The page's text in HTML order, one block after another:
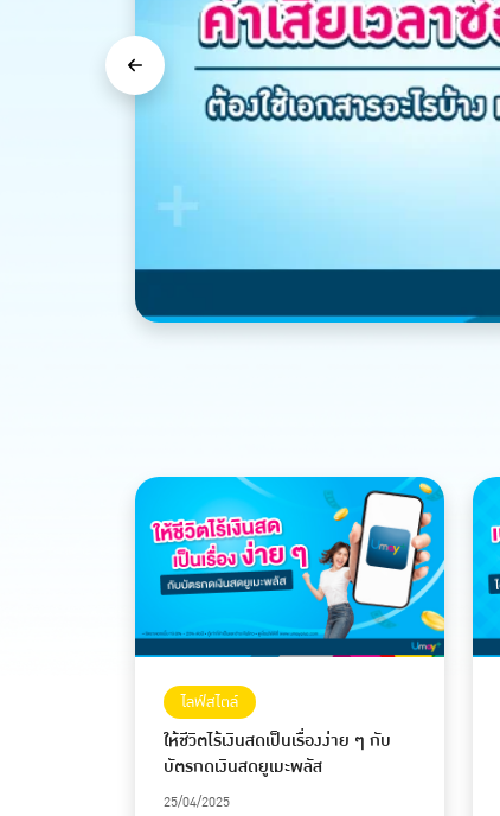
Previous
ไลฟ์สไตล์
ให้ชีวิตไร้เงินสดเป็นเรื่องง่าย ๆ กับ
บัตรกดเงินสดยูเมะพลัส
25/04/2025